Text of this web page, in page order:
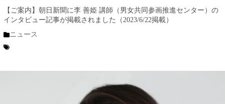
【ご案内】朝日新聞に李 善姫 講師（男女共同参画推進センター）の
インタビュー記事が掲載されました（2023/6/22掲載）
ニュース